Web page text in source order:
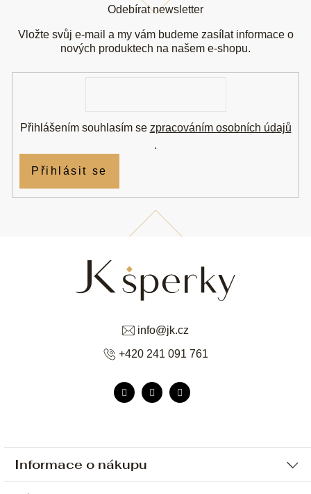
Informace o nákupu
info@jk.cz
+420 241 091 761
Odebírat newsletter
Vložte svůj e-mail a my vám budeme zasílat informace o
nových produktech na našem e-shopu.
Přihlášením souhlasím se zpracováním osobních údajů
.
Přihlásit se